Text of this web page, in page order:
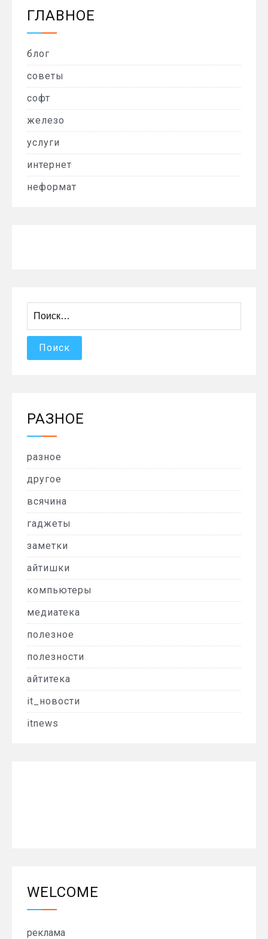
ГЛАВНОЕ
блог
советы
софт
железо
услуги
интернет
неформат
РАЗНОЕ
разное
другое
всячина
гаджеты
заметки
айтишки
компьютеры
медиатека
полезное
полезности
айтитека
it_новости
itnews
WELCOME
реклама